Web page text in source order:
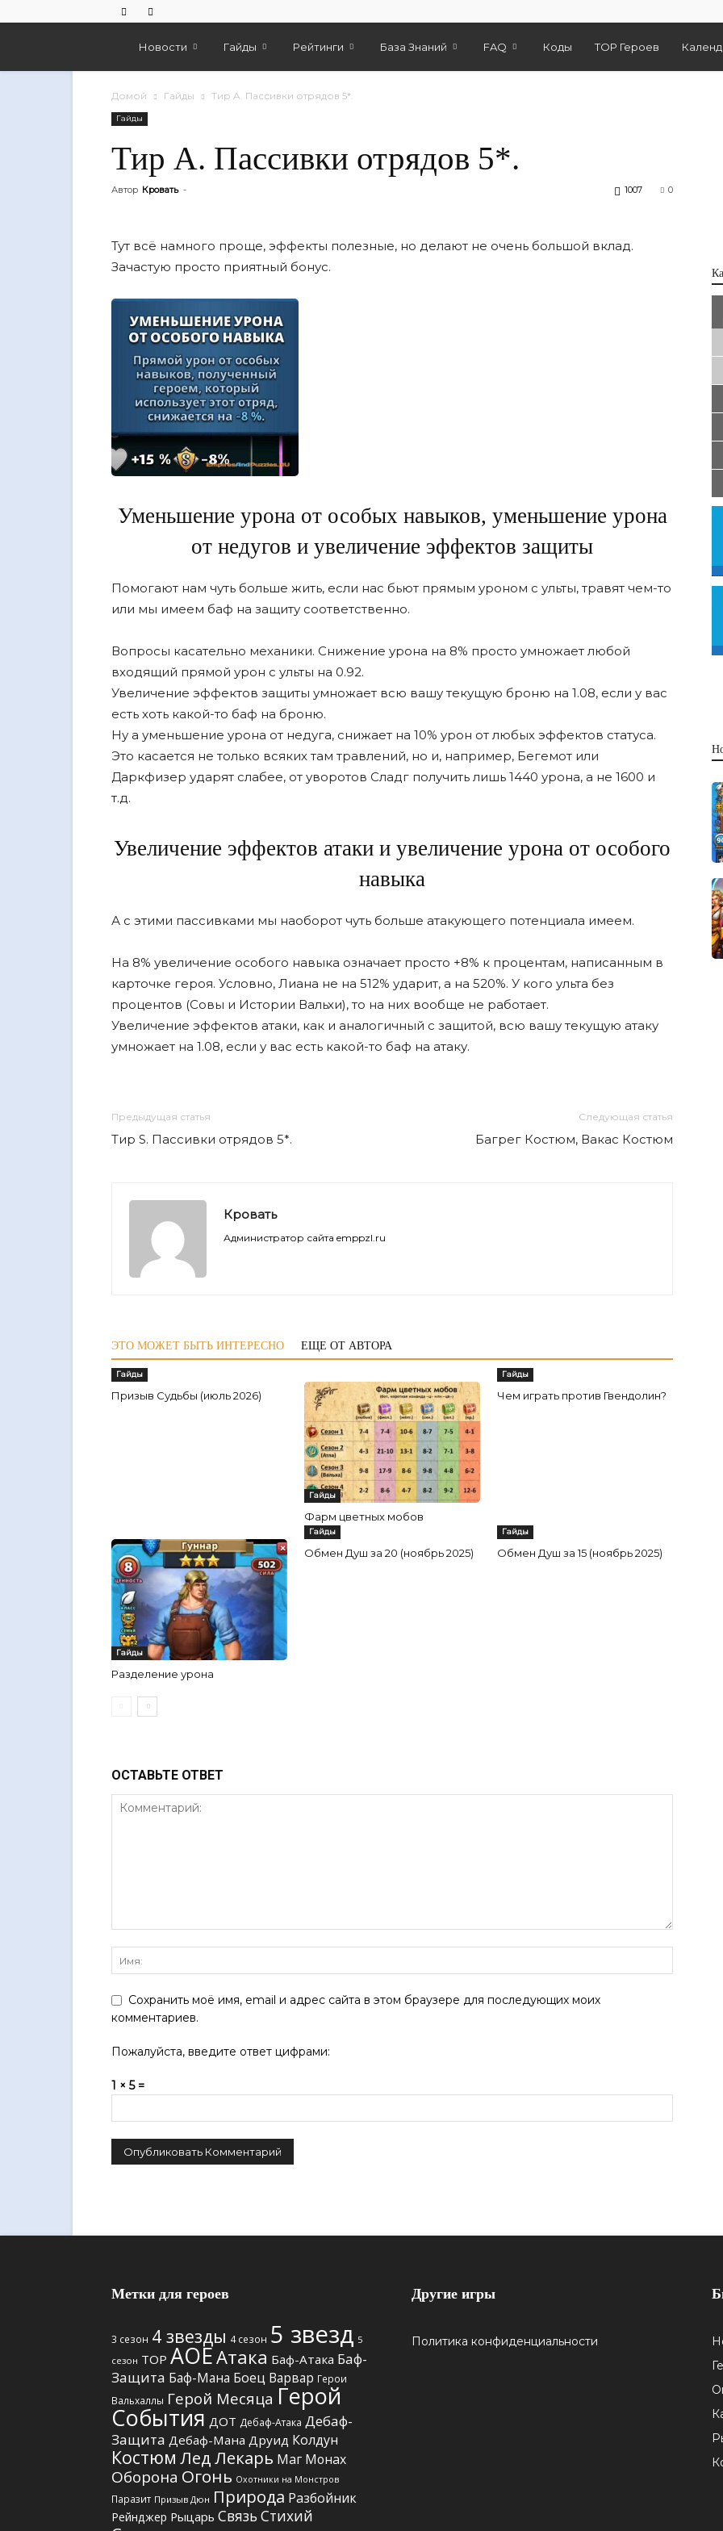
Empires
And
Новости Гайды Рейтинги База Знаний FAQ Коды TOP Героев
Домой Гайды Тир A. Пассивки отрядов 5*.
Гайды
Тир A. Пассивки отрядов 5*.
Автор Кровать - 0
1007
Тут всë намного проще, эффекты полезные, но делают не очень большой вклад.
Зачастую просто приятный бонус.
Уменьшение урона от особых навыков, уменьшение урона
от недугов и увеличение эффектов защиты
Помогают нам чуть больше жить, если нас бьют прямым уроном с ульты, травят чем-то
или мы имеем баф на защиту соответственно.
Вопросы касательно механики. Снижение урона на 8% просто умножает любой
входящий прямой урон с ульты на 0.92.
Увеличение эффектов защиты умножает всю вашу текущую броню на 1.08, если у вас
есть хоть какой-то баф на броню.
Ну а уменьшение урона от недуга, снижает на 10% урон от любых эффектов статуса.
Это касается не только всяких там травлений, но и, например, Бегемот или
Даркфизер ударят слабее, от уворотов Сладг получить лишь 1440 урона, а не 1600 и
т.д.
Увеличение эффектов атаки и увеличение урона от особого
навыка
А с этими пассивками мы наоборот чуть больше атакующего потенциала имеем.
На 8% увеличение особого навыка означает просто +8% к процентам, написанным в
карточке героя. Условно, Лиана не на 512% ударит, а на 520%. У кого ульта без
процентов (Совы и Истории Вальхи), то на них вообще не работает.
Увеличение эффектов атаки, как и аналогичный с защитой, всю вашу текущую атаку
умножает на 1.08, если у вас есть какой-то баф на атаку.
Предыдущая статья
Тир S. Пассивки отрядов 5*.
Следующая статья
Багрег Костюм, Вакас Костюм
Кровать
Администратор сайта emppzl.ru
ЭТО МОЖЕТ БЫТЬ ИНТЕРЕСНО ЕЩЕ ОТ АВТОРА
Гайды
Призыв Судьбы (июль 2026)
Гайды
Фарм цветных мобов
Гайды
Чем играть против Гвендолин?
Гайды
Разделение урона
Гайды
Обмен Душ за 20 (ноябрь 2025)
Гайды
Обмен Душ за 15 (ноябрь 2025)
ОСТАВЬТЕ ОТВЕТ
Сохранить моё имя, email и адрес сайта в этом браузере для последующих моих
комментариев.
Пожалуйста, введите ответ цифрами:
1 × 5 =
Метки для героев
3 сезон 4 звезды 4 сезон 5 звезд 5
сезон TOP АОЕАтака Баф-Атака Баф-
Защита Баф-Мана Боец Варвар Герои
Вальхаллы Герой Месяца Герой
События ДОТ Дебаф-Атака Дебаф-
Защита Дебаф-Мана Друид Колдун
Костюм ЛедЛекарь Маг Монах
Оборона Огонь Охотники на Монстров
Паразит Призыв Дюн Природа Разбойник
Рейнджер Рыцарь Связь Стихий
Другие игры
Политика конфиденциальности